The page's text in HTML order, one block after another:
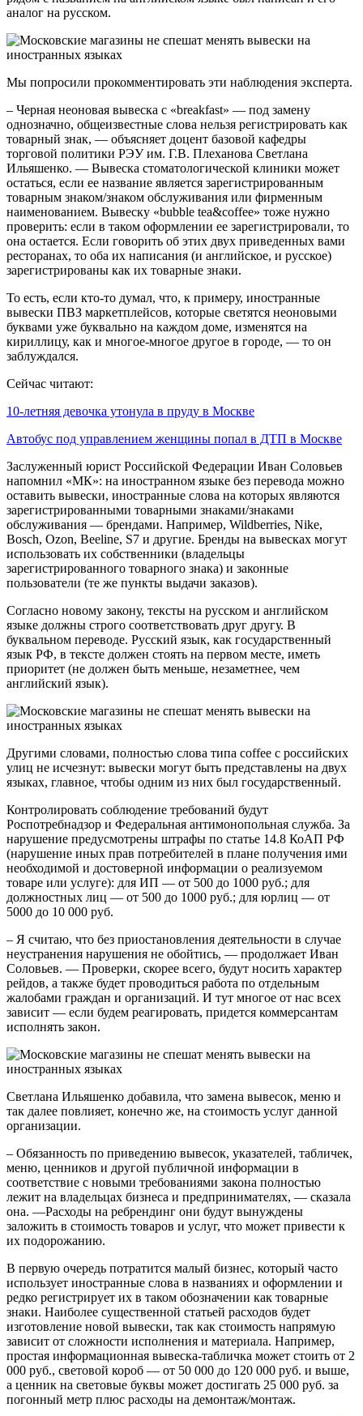
аналог на русском.
Мы попросили прокомментировать эти наблюдения эксперта.
– Черная неоновая вывеска с «breakfast» — под замену
однозначно, общеизвестные слова нельзя регистрировать как
товарный знак, — объясняет доцент базовой кафедры
торговой политики РЭУ им. Г.В. Плеханова Светлана
Ильяшенко. — Вывеска стоматологической клиники может
остаться, если ее название является зарегистрированным
товарным знаком/знаком обслуживания или фирменным
наименованием. Вывеску «bubble tea&coffee» тоже нужно
проверить: если в таком оформлении ее зарегистрировали, то
она остается. Если говорить об этих двух приведенных вами
ресторанах, то оба их написания (и английское, и русское)
зарегистрированы как их товарные знаки.
То есть, если кто-то думал, что, к примеру, иностранные
вывески ПВЗ маркетплейсов, которые светятся неоновыми
буквами уже буквально на каждом доме, изменятся на
кириллицу, как и многое-многое другое в городе, — то он
заблуждался.
Сейчас читают:
10-летняя девочка утонула в пруду в Москве
Автобус под управлением женщины попал в ДТП в Москве
Заслуженный юрист Российской Федерации Иван Соловьев
напомнил «МК»: на иностранном языке без перевода можно
оставить вывески, иностранные слова на которых являются
зарегистрированными товарными знаками/знаками
обслуживания — брендами. Например, Wildberries, Nike,
Bosch, Ozon, Beeline, S7 и другие. Бренды на вывесках могут
использовать их собственники (владельцы
зарегистрированного товарного знака) и законные
пользователи (те же пункты выдачи заказов).
Согласно новому закону, тексты на русском и английском
языке должны строго соответствовать друг другу. В
буквальном переводе. Русский язык, как государственный
язык РФ, в тексте должен стоять на первом месте, иметь
приоритет (не должен быть меньше, незаметнее, чем
английский язык).
Другими словами, полностью слова типа coffee с российских
улиц не исчезнут: вывески могут быть представлены на двух
языках, главное, чтобы одним из них был государственный.
Контролировать соблюдение требований будут
Роспотребнадзор и Федеральная антимонопольная служба. За
нарушение предусмотрены штрафы по статье 14.8 КоАП РФ
(нарушение иных прав потребителей в плане получения ими
необходимой и достоверной информации о реализуемом
товаре или услуге): для ИП — от 500 до 1000 руб.; для
должностных лиц — от 500 до 1000 руб.; для юрлиц — от
5000 до 10 000 руб.
– Я считаю, что без приостановления деятельности в случае
неустранения нарушения не обойтись, — продолжает Иван
Соловьев. — Проверки, скорее всего, будут носить характер
рейдов, а также будет проводиться работа по отдельным
жалобами граждан и организаций. И тут многое от нас всех
зависит — если будем реагировать, придется коммерсантам
исполнять закон.
Светлана Ильяшенко добавила, что замена вывесок, меню и
так далее повлияет, конечно же, на стоимость услуг данной
организации.
– Обязанность по приведению вывесок, указателей, табличек,
меню, ценников и другой публичной информации в
соответствие с новыми требованиями закона полностью
лежит на владельцах бизнеса и предпринимателях, — сказала
она. —Расходы на ребрендинг они будут вынуждены
заложить в стоимость товаров и услуг, что может привести к
их подорожанию.
В первую очередь потратится малый бизнес, который часто
использует иностранные слова в названиях и оформлении и
редко регистрирует их в таком обозначении как товарные
знаки. Наиболее существенной статьей расходов будет
изготовление новой вывески, так как стоимость напрямую
зависит от сложности исполнения и материала. Например,
простая информационная вывеска-табличка может стоить от 2
000 руб., световой короб — от 50 000 до 120 000 руб. и выше,
а ценник на световые буквы может достигать 25 000 руб. за
погонный метр плюс расходы на демонтаж/монтаж.